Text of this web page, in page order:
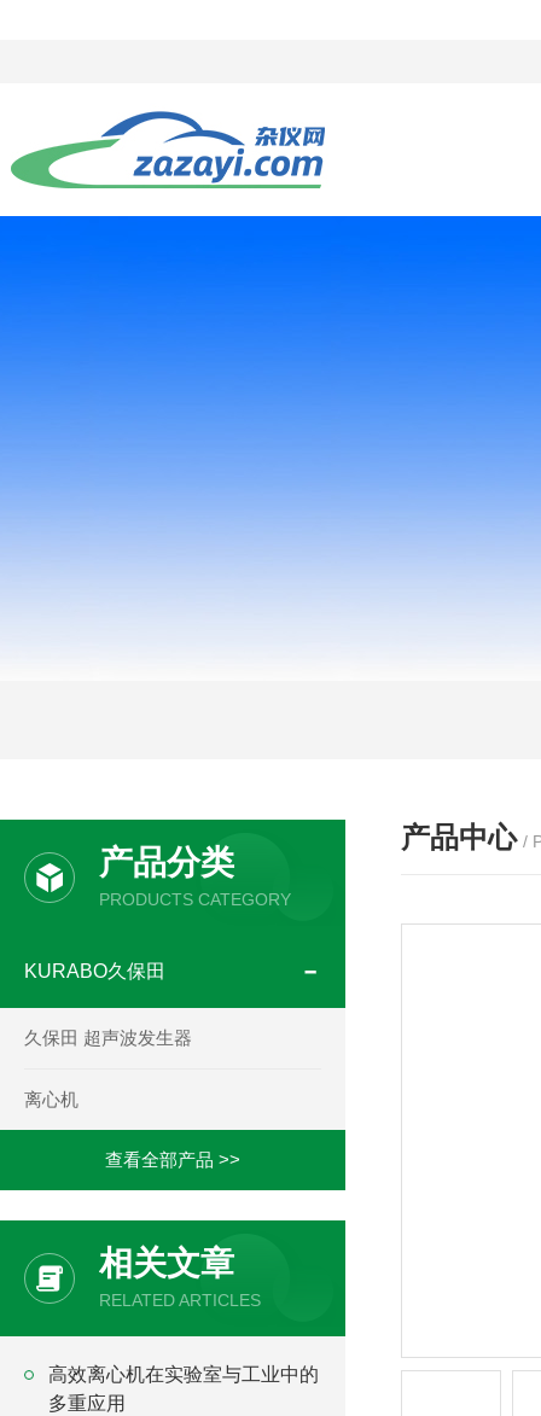
产品中心 /
产品分类
PRODUCTS CATEGORY
KURABO久保田
久保田 超声波发生器
离心机
查看全部产品 >>
相关文章
RELATED ARTICLES
高效离心机在实验室与工业中的
多重应用